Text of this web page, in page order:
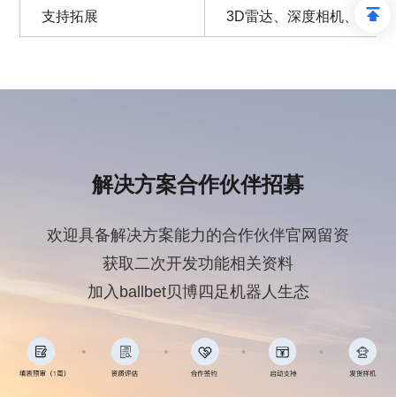
支持拓展 3D雷达、深度相机、RTK
解决方案合作伙伴招募
欢迎具备解决方案能力的合作伙伴官网留资
获取二次开发功能相关资料
加入ballbet贝博四足机器人生态